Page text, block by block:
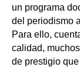
un programa
del periodismo
Para ello,
calidad,
de prestigio